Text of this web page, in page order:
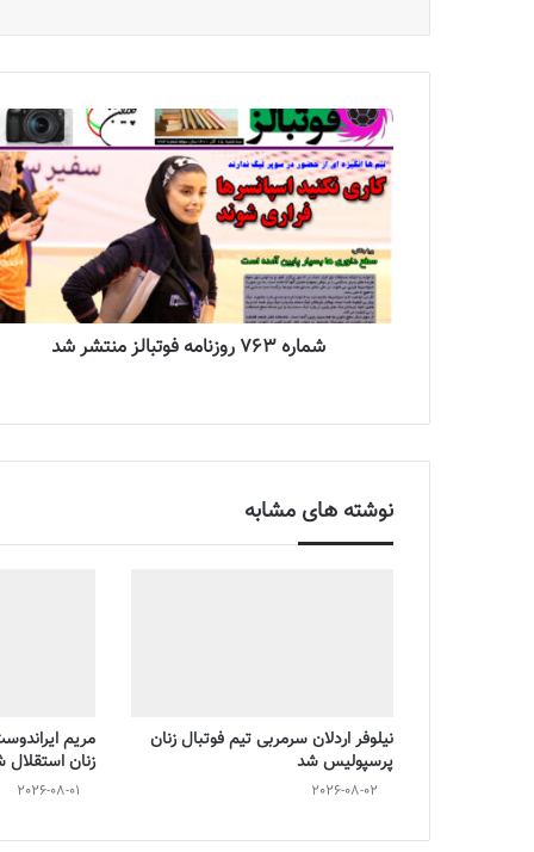
شماره 763 روزنامه فوتبالز منتشر شد
نوشته های مشابه
نیلوفر اردلان سرمربی تیم فوتبال زنان
پرسپولیس شد
2026-08-02
مریم
زنان
2026-08-01